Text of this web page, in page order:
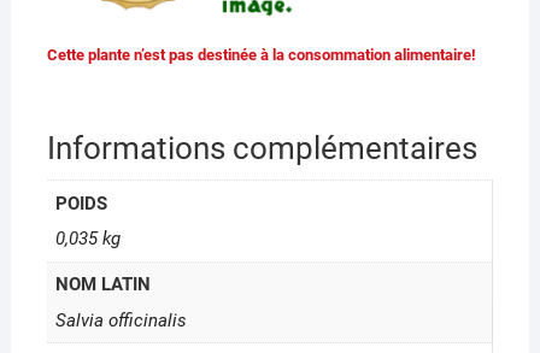
Cette plante n’est pas destinée à la consommation alimentaire!
Informations complémentaires
POIDS
0,035 kg
NOM LATIN
Salvia officinalis